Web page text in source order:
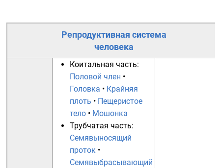
Репродуктивная система
человека
Коитальная часть:
Половой член •
Головка • Крайняя
плоть • Пещеристое
тело • Мошонка
Трубчатая часть:
Семявыносящий
проток •
Семявыбрасывающий